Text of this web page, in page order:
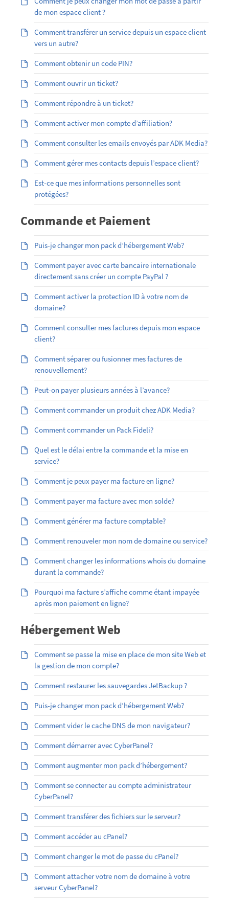
de mon espace client ?
Comment transférer un service depuis un espace client
vers un autre?
Comment obtenir un code PIN?
Comment ouvrir un ticket?
Comment répondre à un ticket?
Comment activer mon compte d’affiliation?
Comment consulter les emails envoyés par ADK Media?
Comment gérer mes contacts depuis l’espace client?
Est-ce que mes informations personnelles sont
protégées?
Commande et Paiement
Puis-je changer mon pack d’hébergement Web?
Comment payer avec carte bancaire internationale
directement sans créer un compte PayPal ?
Comment activer la protection ID à votre nom de
domaine?
Comment consulter mes factures depuis mon espace
client?
Comment séparer ou fusionner mes factures de
renouvellement?
Peut-on payer plusieurs années à l’avance?
Comment commander un produit chez ADK Media?
Comment commander un Pack Fideli?
Quel est le délai entre la commande et la mise en
service?
Comment je peux payer ma facture en ligne?
Comment payer ma facture avec mon solde?
Comment générer ma facture comptable?
Comment renouveler mon nom de domaine ou service?
Comment changer les informations whois du domaine
durant la commande?
Pourquoi ma facture s’affiche comme étant impayée
après mon paiement en ligne?
Hébergement Web
Comment se passe la mise en place de mon site Web et
la gestion de mon compte?
Comment restaurer les sauvegardes JetBackup ?
Puis-je changer mon pack d’hébergement Web?
Comment vider le cache DNS de mon navigateur?
Comment démarrer avec CyberPanel?
Comment augmenter mon pack d’hébergement?
Comment se connecter au compte administrateur
CyberPanel?
Comment transférer des fichiers sur le serveur?
Comment accéder au cPanel?
Comment changer le mot de passe du cPanel?
Comment attacher votre nom de domaine à votre
serveur CyberPanel?